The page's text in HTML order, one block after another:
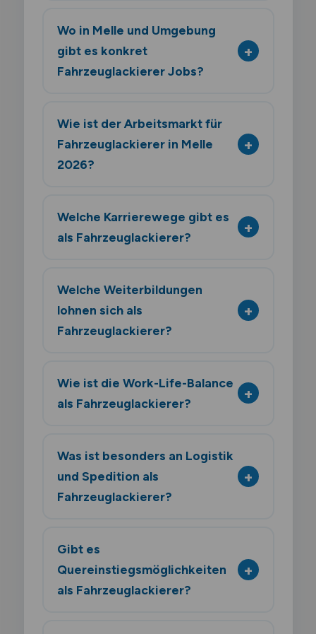
Wo in Melle und Umgebung
gibt es konkret
Fahrzeuglackierer Jobs?
Wie ist der Arbeitsmarkt für
Fahrzeuglackierer in Melle
2026?
Welche Karrierewege gibt es
als Fahrzeuglackierer?
Welche Weiterbildungen
lohnen sich als
Fahrzeuglackierer?
Wie ist die Work-Life-Balance
als Fahrzeuglackierer?
Was ist besonders an Logistik
und Spedition als
Fahrzeuglackierer?
Gibt es
Quereinstiegsmöglichkeiten
als Fahrzeuglackierer?